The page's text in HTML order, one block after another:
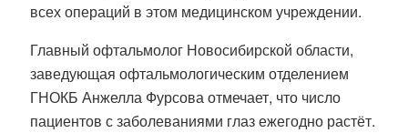
всех операций в этом медицинском учреждении.
Главный офтальмолог Новосибирской области,
заведующая офтальмологическим отделением
ГНОКБ Анжелла Фурсова отмечает, что число
пациентов с заболеваниями глаз ежегодно растёт.